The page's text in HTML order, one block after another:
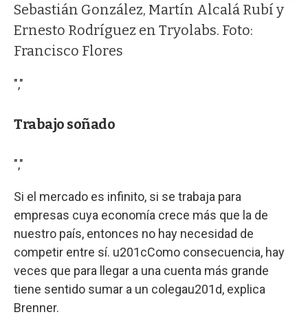
Sebastián González, Martín Alcalá Rubí y
Ernesto Rodríguez en Tryolabs. Foto:
Francisco Flores
","
Trabajo soñado
","
Si el mercado es infinito, si se trabaja para
empresas cuya economía crece más que la de
nuestro país, entonces no hay necesidad de
competir entre sí. u201cComo consecuencia, hay
veces que para llegar a una cuenta más grande
tiene sentido sumar a un colegau201d, explica
Brenner.